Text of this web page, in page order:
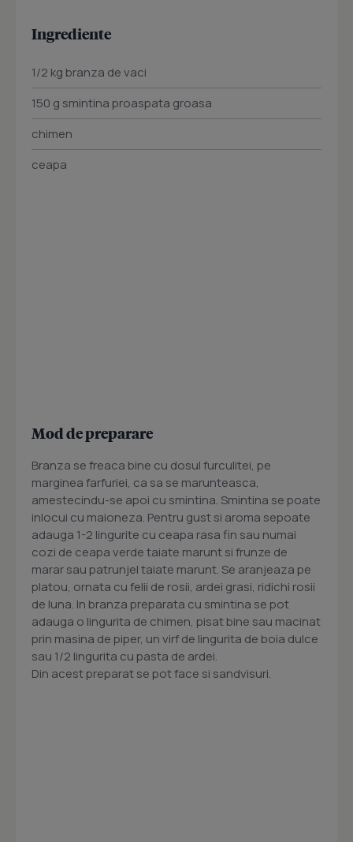
Ingrediente
1/2 kg branza de vaci
150 g smintina proaspata groasa
chimen
ceapa
Mod de preparare
Branza se freaca bine cu dosul furculitei, pe
marginea farfuriei, ca sa se marunteasca,
amestecindu-se apoi cu smintina. Smintina se poate
inlocui cu maioneza. Pentru gust si aroma sepoate
adauga 1-2 lingurite cu ceapa rasa fin sau numai
cozi de ceapa verde taiate marunt si frunze de
marar sau patrunjel taiate marunt. Se aranjeaza pe
platou, ornata cu felii de rosii, ardei grasi, ridichi rosii
de luna. In branza preparata cu smintina se pot
adauga o lingurita de chimen, pisat bine sau macinat
prin masina de piper, un virf de lingurita de boia dulce
sau 1/2 lingurita cu pasta de ardei.
Din acest preparat se pot face si sandvisuri.